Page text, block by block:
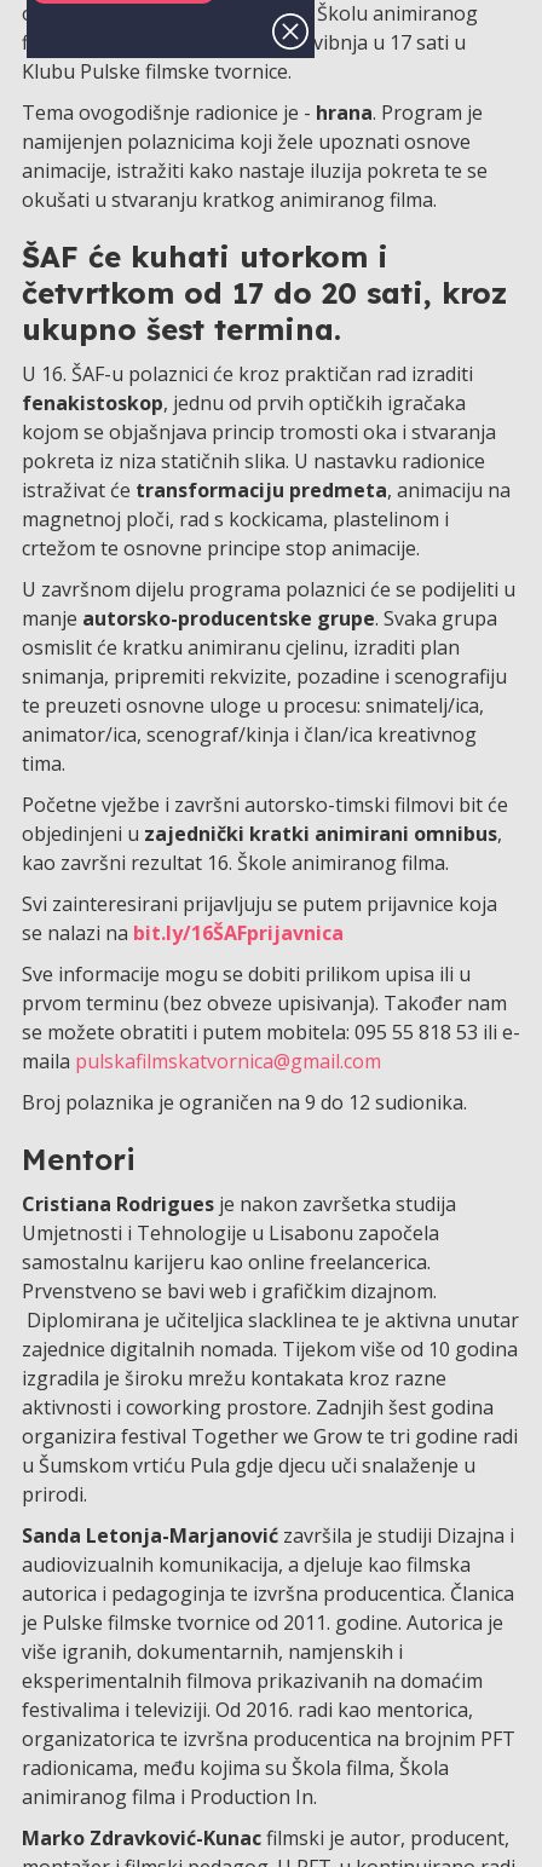
osjećaju na upis u besplatnu 16. Školu animiranog
filma koja počinje u utorak, 19. svibnja u 17 sati u
Klubu Pulske filmske tvornice.
Tema ovogodišnje radionice je - hrana. Program je
namijenjen polaznicima koji žele upoznati osnove
animacije, istražiti kako nastaje iluzija pokreta te se
okušati u stvaranju kratkog animiranog filma.
ŠAF će kuhati utorkom i
četvrtkom od 17 do 20 sati, kroz
ukupno šest termina.
U 16. ŠAF-u polaznici će kroz praktičan rad izraditi
fenakistoskop, jednu od prvih optičkih igračaka
kojom se objašnjava princip tromosti oka i stvaranja
pokreta iz niza statičnih slika. U nastavku radionice
istraživat će transformaciju predmeta, animaciju na
magnetnoj ploči, rad s kockicama, plastelinom i
crtežom te osnovne principe stop animacije.
U završnom dijelu programa polaznici će se podijeliti u
manje autorsko-producentske grupe. Svaka grupa
osmislit će kratku animiranu cjelinu, izraditi plan
snimanja, pripremiti rekvizite, pozadine i scenografiju
te preuzeti osnovne uloge u procesu: snimatelj/ica,
animator/ica, scenograf/kinja i član/ica kreativnog
tima.
Početne vježbe i završni autorsko-timski filmovi bit će
objedinjeni u zajednički kratki animirani omnibus,
kao završni rezultat 16. Škole animiranog filma.
Svi zainteresirani prijavljuju se putem prijavnice koja
se nalazi na bit.ly/16ŠAFprijavnica
Sve informacije mogu se dobiti prilikom upisa ili u
prvom terminu (bez obveze upisivanja). Također nam
se možete obratiti i putem mobitela: 095 55 818 53 ili e-
maila pulskafilmskatvornica@gmail.com
Broj polaznika je ograničen na 9 do 12 sudionika.
Mentori
Cristiana Rodrigues je nakon završetka studija
Umjetnosti i Tehnologije u Lisabonu započela
samostalnu karijeru kao online freelancerica.
Prvenstveno se bavi web i grafičkim dizajnom.
Diplomirana je učiteljica slacklinea te je aktivna unutar
zajednice digitalnih nomada. Tijekom više od 10 godina
izgradila je široku mrežu kontakata kroz razne
aktivnosti i coworking prostore. Zadnjih šest godina
organizira festival Together we Grow te tri godine radi
u Šumskom vrtiću Pula gdje djecu uči snalaženje u
prirodi.
Sanda Letonja-Marjanović završila je studiji Dizajna i
audiovizualnih komunikacija, a djeluje kao filmska
autorica i pedagoginja te izvršna producentica. Članica
je Pulske filmske tvornice od 2011. godine. Autorica je
više igranih, dokumentarnih, namjenskih i
eksperimentalnih filmova prikazivanih na domaćim
festivalima i televiziji. Od 2016. radi kao mentorica,
organizatorica te izvršna producentica na brojnim PFT
radionicama, među kojima su Škola filma, Škola
animiranog filma i Production In.
Marko Zdravković-Kunacfilmski je autor, producent,